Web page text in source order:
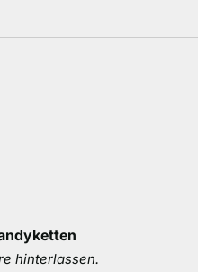
hinterlassen.